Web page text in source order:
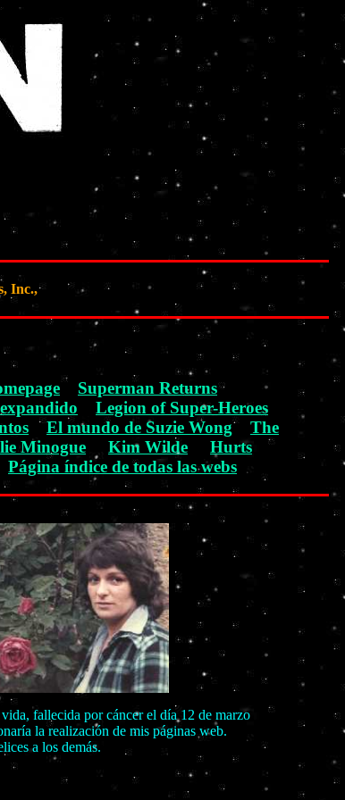
Inc.,
Superman Returns
Legion of Super-Heroes
El mundo de Suzie Wong
The
Minogue Kim Wilde
Hurts
Página índice de todas las webs
fallecida por cáncer el día 12 de marzo
la realización de mis páginas web.
a los demás.